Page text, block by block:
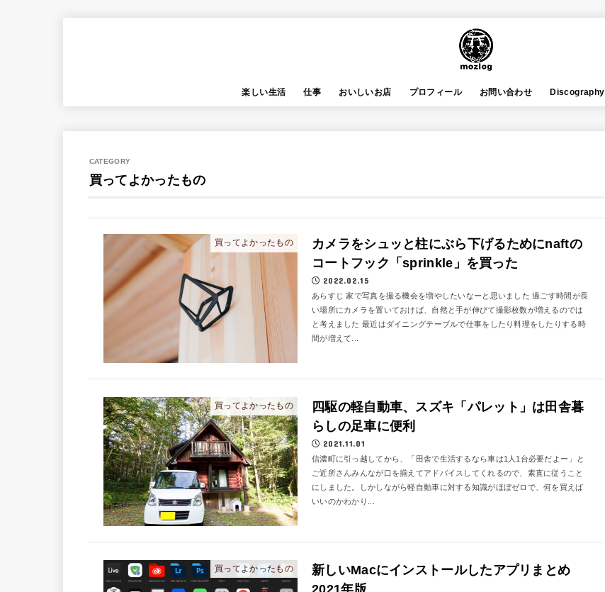
楽しい生活 仕事 おいしいお店 プロフィール お問い合わせ Discography
買ってよかったもの
買ってよかったもの
カメラをシュッと柱にぶら下げるためにnaftの
コートフック「sprinkle」を買った
2022.02.15
あらすじ 家で写真を撮る機会を増やしたいなーと思いました 過ごす時間が長
い場所にカメラを置いておけば、自然と手が伸びて撮影枚数が増えるのでは
と考えました 最近はダイニングテーブルで仕事をしたり料理をしたりする時
間が増えて...
買ってよかったもの
四駆の軽自動車、スズキ「パレット」は田舎暮
らしの足車に便利
2021.11.01
信濃町に引っ越してから、「田舎で生活するなら車は1人1台必要だよー」と
ご近所さんみんなが口を揃えてアドバイスしてくれるので、素直に従うこと
にしました。しかしながら軽自動車に対する知識がほぼゼロで、何を買えば
いいのかわかり...
買ってよかったもの
新しいMacにインストールしたアプリまとめ
2021年版